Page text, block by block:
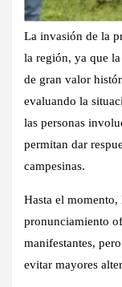
La invasión de la
la región, ya que
de gran valor
evaluando la
las personas
permitan dar
campesinas.
Hasta el
pronunciamiento
manifestantes,
evitar mayores